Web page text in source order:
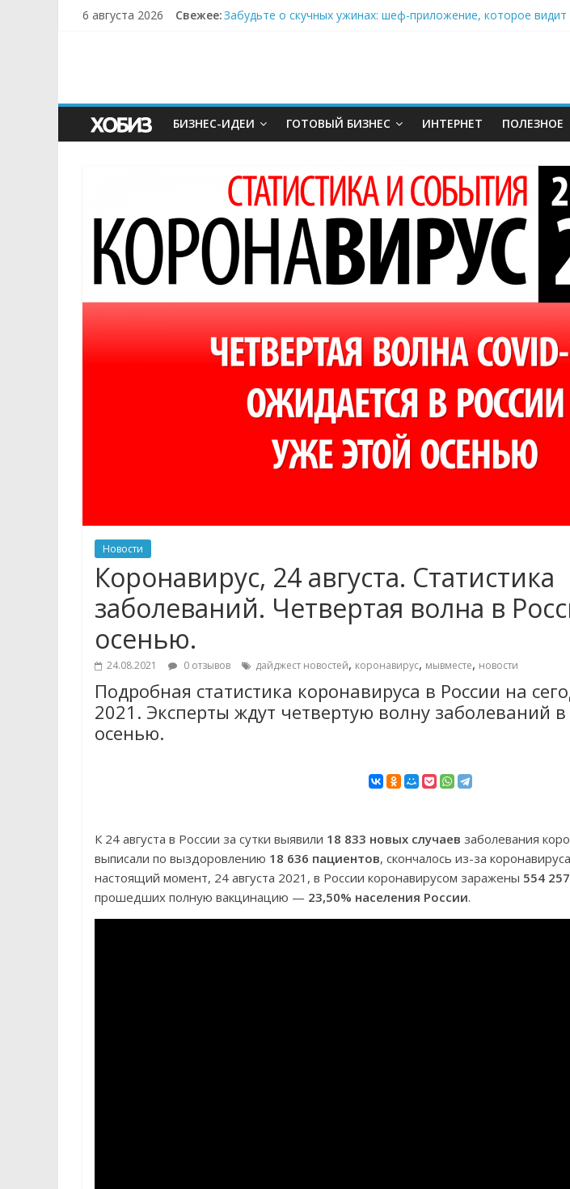
6 августа 2026 Свежее:Забудьте о скучных ужинах: шеф-приложение, которое видит
БИЗНЕС-ИДЕИ ГОТОВЫЙ БИЗНЕС ИНТЕРНЕТ ПОЛЕЗНОЕ
Новости
Коронавирус, 24 августа. Статистика
заболеваний. Четвертая волна в
осенью.
24.08.2021 0 отзывов дайджест новостей, коронавирус, мывместе, новости
Подробная статистика коронавируса в России на
2021. Эксперты ждут четвертую волну заболеваний в
осенью.
К 24 августа в России за сутки выявили 18 833 новых случаев заболевания
выписали по выздоровлению 18 636 пациентов, скончалось из-за коронавируса
настоящий момент, 24 августа 2021, в России коронавирусом заражены 554
прошедших полную вакцинацию — 23,50% населения России.